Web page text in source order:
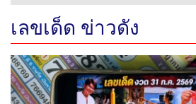
เลขเด็ด ข่าวดัง